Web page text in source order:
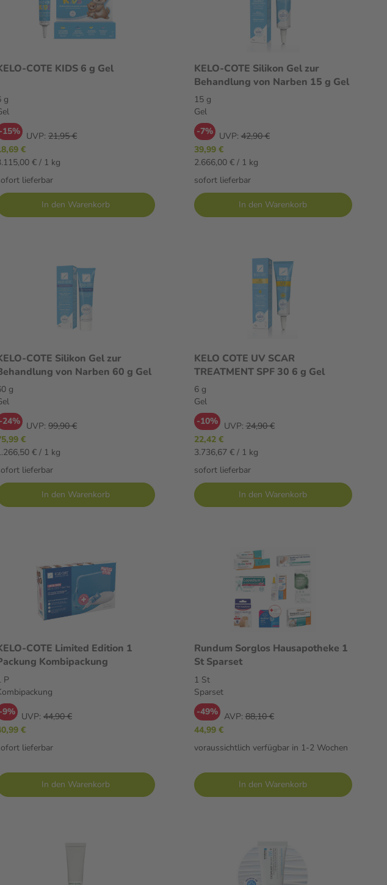
COTE KIDS 6 g Gel
g
-15% UVP: 21,95 €
€
€ / 1 kg
lieferbar
In den Warenkorb
KELO-COTE Silikon Gel zur
Behandlung von Narben 15 g Gel
15 g
Gel
-7%
UVP: 42,90 €
39,99 €
2.666,00 € / 1 kg
sofort lieferbar
In den Warenkorb
COTE Silikon Gel zur
von Narben 60 g Gel
g
-24% UVP: 99,90 €
€
€ / 1 kg
lieferbar
In den Warenkorb
KELO COTE UV SCAR
TREATMENT SPF 30 6 g Gel
6 g
Gel
-10%
UVP: 24,90 €
22,42 €
3.736,67 € / 1 kg
sofort lieferbar
In den Warenkorb
COTE Limited Edition 1
Kombipackung
P
-9% UVP: 44,90 €
€
lieferbar
In den Warenkorb
Rundum Sorglos Hausapotheke 1
St Sparset
1 St
Sparset
-49% AVP: 88,10 €
44,99 €
voraussichtlich verfügbar in 1-2 Wochen
In den Warenkorb